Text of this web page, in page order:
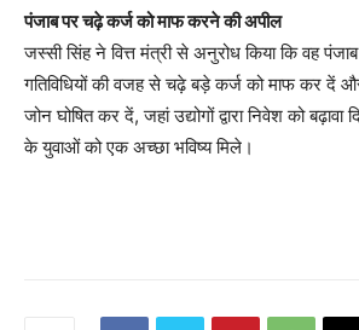
पंजाब पर चढ़े कर्ज को माफ करने की अपील
जस्सी सिंह ने वित्त मंत्री से अनुरोध किया कि वह पंजाब
गतिविधियों की वजह से चढ़े बड़े कर्ज को माफ कर दें
जोन घोषित कर दें, जहां उद्योगों द्वारा निवेश को
के युवाओं को एक अच्छा भविष्य मिले।